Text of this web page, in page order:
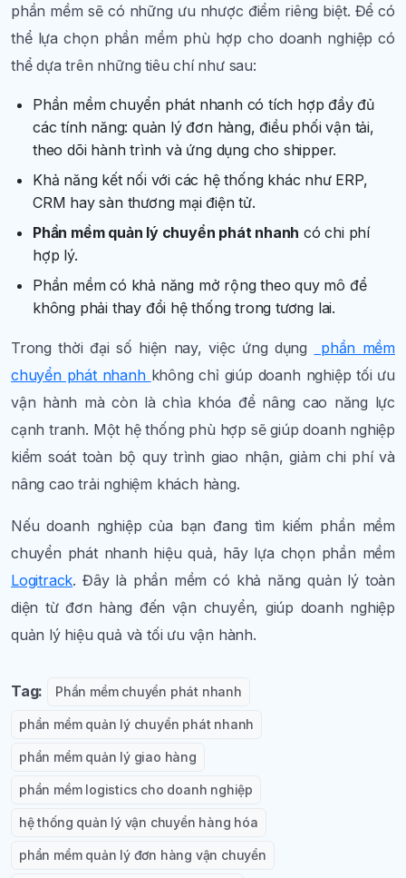
phần mềm sẽ có những ưu nhược điểm riêng biệt. Để có
thể lựa chọn phần mềm phù hợp cho doanh nghiệp có
thể dựa trên những tiêu chí như sau:
Phần mềm chuyển phát nhanh có tích hợp đầy đủ
các tính năng: quản lý đơn hàng, điều phối vận tải,
theo dõi hành trình và ứng dụng cho shipper.
Khả năng kết nối với các hệ thống khác như ERP,
CRM hay sàn thương mại điện tử.
Phần mềm quản lý chuyển phát nhanh có chi phí
hợp lý.
Phần mềm có khả năng mở rộng theo quy mô để
không phải thay đổi hệ thống trong tương lai.
Trong thời đại số hiện nay, việc ứng dụng
phần mềm
chuyển phát nhanh không chỉ giúp doanh nghiệp tối ưu
vận hành mà còn là chìa khóa để nâng cao năng lực
cạnh tranh. Một hệ thống phù hợp sẽ giúp doanh nghiệp
kiểm soát toàn bộ quy trình giao nhận, giảm chi phí và
nâng cao trải nghiệm khách hàng.
Nếu doanh nghiệp của bạn đang tìm kiếm phần mềm
chuyển phát nhanh hiệu quả, hãy lựa chọn phần mềm
Logitrack. Đây là phần mềm có khả năng quản lý toàn
diện từ đơn hàng đến vận chuyển, giúp doanh nghiệp
quản lý hiệu quả và tối ưu vận hành.
Tag: Phần mềm chuyển phát nhanh
phần mềm quản lý chuyển phát nhanh
phần mềm quản lý giao hàng
phần mềm logistics cho doanh nghiệp
hệ thống quản lý vận chuyển hàng hóa
phần mềm quản lý đơn hàng vận chuyển